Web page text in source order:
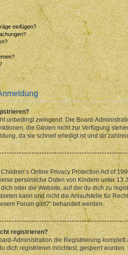
einfügen?
unbedingt zwingend. Die Board-
die Gästen nicht zur Verfügung
da sie schnell erledigt ist und dir
Online Privacy Protection Act of
persönliche Daten von Kindern unter
oder die Website, auf der du dich zu
kann und nicht die Anlaufstelle für
Forum gibt?“ behandelt werden.
registrieren?
Administration die Registrierung
dich registrieren möchtest, gesperrt